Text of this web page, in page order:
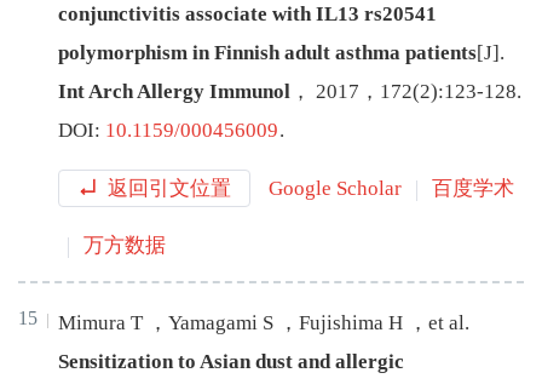
conjunctivitis associate with IL13 rs20541
polymorphism in Finnish adult asthma patients[J].
Int Arch Allergy Immunol ， 2017 ， 172(2):123-128.
DOI: 10.1159/000456009.
返回引文位置 Google Scholar 百度学术
万方数据
15 Mimura T ， Yamagami S ， Fujishima H ， et al.
Sensitization to Asian dust and allergic